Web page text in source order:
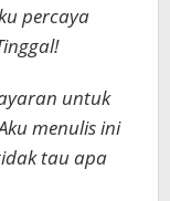
percaya
untuk
menulis ini
tau apa